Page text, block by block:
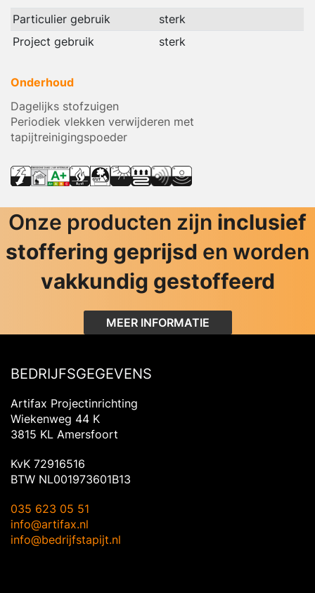
Particulier gebruik
sterk
Project gebruik
sterk
Onderhoud
Dagelijks stofzuigen
Periodiek vlekken verwijderen met
tapijtreinigingspoeder
Onze producten zijn inclusief
stoffering geprijsd en worden
vakkundig gestoffeerd
MEER INFORMATIE
BEDRIJFSGEGEVENS
Artifax Projectinrichting
Wiekenweg 44 K
3815 KL Amersfoort
KvK 72916516
BTW NL001973601B13
035 623 05 51
info@artifax.nl
info@bedrijfstapijt.nl